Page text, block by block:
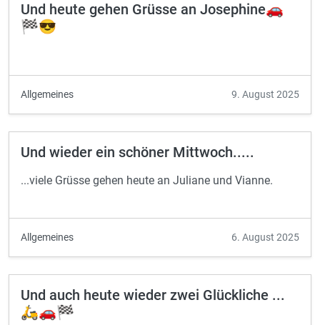
Und heute gehen Grüsse an Josephine🚗
🏁😎
Allgemeines 9. August 2025
Und wieder ein schöner Mittwoch.....
...viele Grüsse gehen heute an Juliane und Vianne.
Allgemeines 6. August 2025
Und auch heute wieder zwei Glückliche ...
🛵🚗🏁